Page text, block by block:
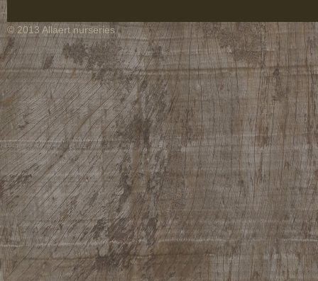
© 2013 Allaert nurseries